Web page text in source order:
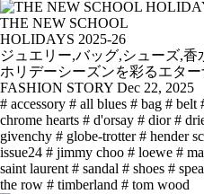
THE NEW SCHOOL
HOLIDAYS 2025-26
ジュエリー,バッグ,シューズ,
ホリデーシーズンを彩るエター
FASHION STORY Dec 22, 2025
# accessory # all blues # bag # belt
chrome hearts # d'orsay # dior #
givenchy # globe-trotter # hender
issue24 # jimmy choo # loewe #
saint laurent # sandal # shoes #
the row # timberland # tom wood